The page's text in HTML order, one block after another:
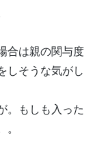
合は親の関与度
しそうな気がし
。もしも入った
。